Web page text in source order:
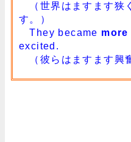
（世界はますます狭
す。）
They became more
excited.
（彼らはますます興